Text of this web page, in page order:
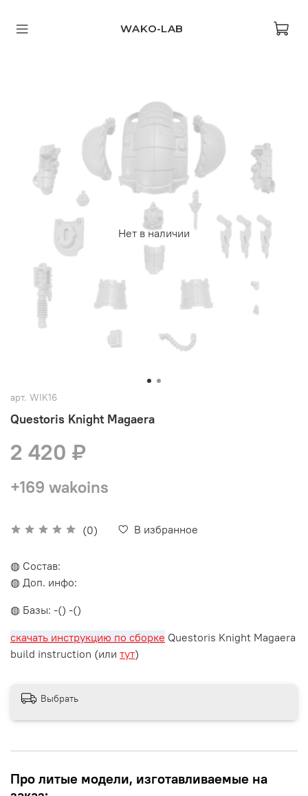
WAKO-LAB
Нет в наличии
арт. WIK16
Questoris Knight Magaera
(0) В избранное
2 420 ₽
+169 wakoins
◍ Состав:
◍ Доп. инфо:
◍ Базы: -() -()
скачать инструкцию по сборке Questoris Knight Magaera
build instruction (или тут)
Выбрать
Про литые модели, изготавливаемые на